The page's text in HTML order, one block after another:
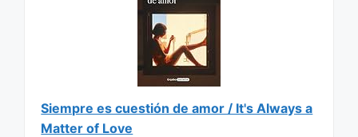
Siempre es cuestión de amor / It's Always a
Matter of Love